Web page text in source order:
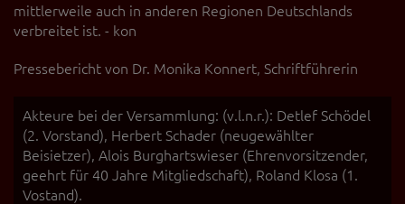
mittlerweile auch in anderen Regionen Deutschlands
verbreitet ist. - kon
Pressebericht von Dr. Monika Konnert, Schriftführerin
Akteure bei der Versammlung: (v.l.n.r.): Detlef Schödel
(2. Vorstand), Herbert Schader (neugewählter
Beisietzer), Alois Burghartswieser (Ehrenvorsitzender,
geehrt für 40 Jahre Mitgliedschaft), Roland Klosa (1.
Vostand).